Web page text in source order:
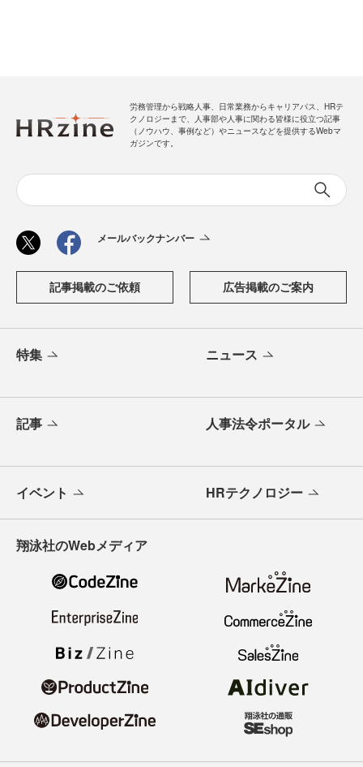
労務管理から戦略人事、日常業務からキャリアパス、HRテ
クノロジーまで、人事部や人事に関わる皆様に役立つ記事
（ノウハウ、事例など）やニュースなどを提供するWebマ
ガジンです。
メールバックナンバー
記事掲載のご依頼 広告掲載のご案内
特集 ニュース
記事 人事法令ポータル
イベント HRテクノロジー
翔泳社のWebメディア